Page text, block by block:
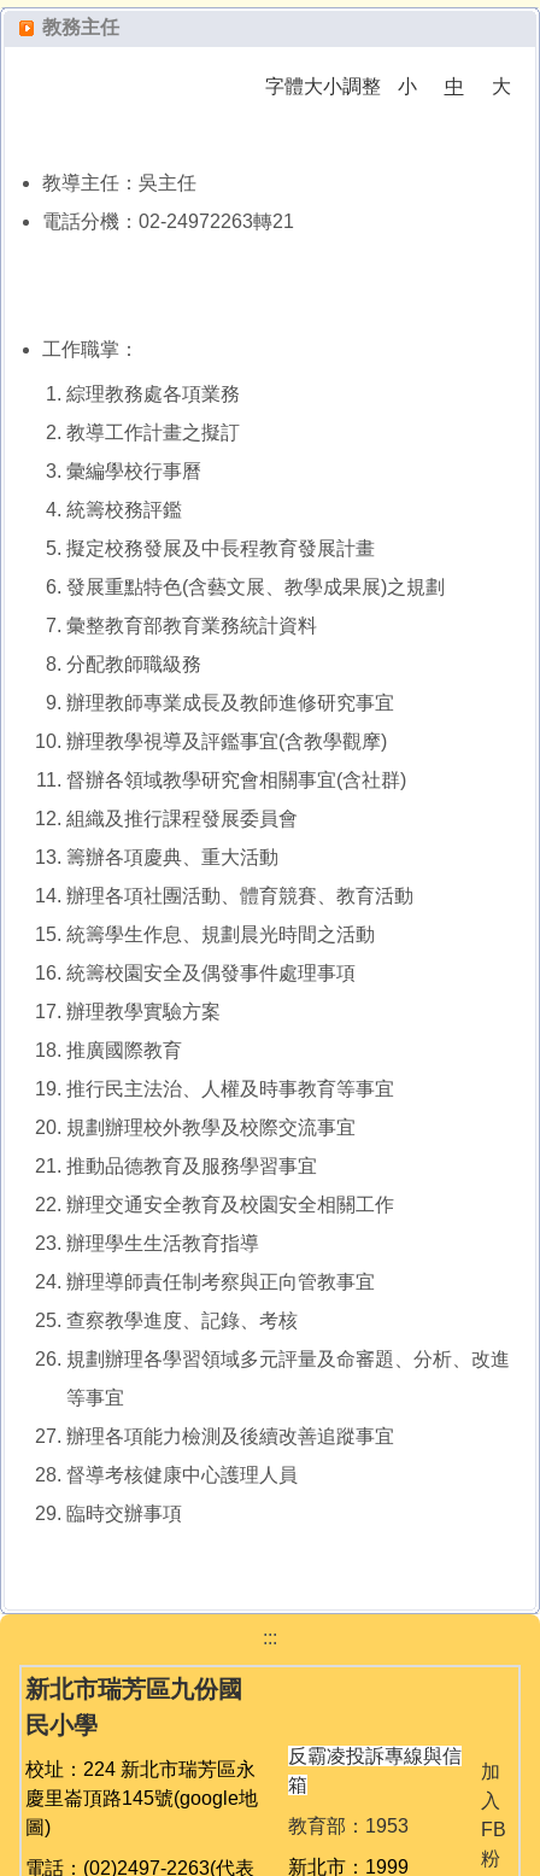
教務主任
字體大小調整 小 中 大
教導主任：吳主任
電話分機：02-24972263轉21
工作職掌：
綜理教務處各項業務
教導工作計畫之擬訂
彙編學校行事曆
統籌校務評鑑
擬定校務發展及中長程教育發展計畫
發展重點特色(含藝文展、教學成果展)之規劃
彙整教育部教育業務統計資料
分配教師職級務
辦理教師專業成長及教師進修研究事宜
辦理教學視導及評鑑事宜(含教學觀摩)
督辦各領域教學研究會相關事宜(含社群)
組織及推行課程發展委員會
籌辦各項慶典、重大活動
辦理各項社團活動、體育競賽、教育活動
統籌學生作息、規劃晨光時間之活動
統籌校園安全及偶發事件處理事項
辦理教學實驗方案
推廣國際教育
推行民主法治、人權及時事教育等事宜
規劃辦理校外教學及校際交流事宜
推動品德教育及服務學習事宜
辦理交通安全教育及校園安全相關工作
辦理學生生活教育指導
辦理導師責任制考察與正向管教事宜
查察教學進度、記錄、考核
規劃辦理各學習領域多元評量及命審題、分析、改進
等事宜
辦理各項能力檢測及後續改善追蹤事宜
督導考核健康中心護理人員
臨時交辦事項
:::
新北市瑞芳區九份國
民小學
校址：224 新北市瑞芳區永
慶里崙頂路145號(google地
圖)
電話：(02)2497-2263(代表
反霸凌投訴專線與信
箱
教育部：1953
新北市：1999
加
入
FB
粉